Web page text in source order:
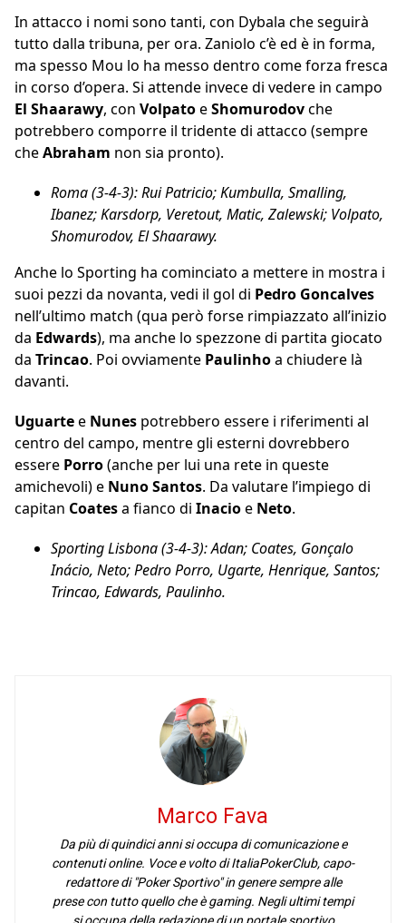
In attacco i nomi sono tanti, con Dybala che seguirà
tutto dalla tribuna, per ora. Zaniolo c’è ed è in forma,
ma spesso Mou lo ha messo dentro come forza fresca
in corso d’opera. Si attende invece di vedere in campo
El Shaarawy, con VolpatoeShomurodovche
potrebbero comporre il tridente di attacco (sempre
cheAbraham non sia pronto).
Roma (3-4-3): Rui Patricio; Kumbulla, Smalling,
Ibanez; Karsdorp, Veretout, Matic, Zalewski; Volpato,
Shomurodov, El Shaarawy.
Anche lo Sporting ha cominciato a mettere in mostra i
suoi pezzi da novanta, vedi il gol di Pedro Goncalves
nell’ultimo match (qua però forse rimpiazzato all’inizio
da Edwards), ma anche lo spezzone di partita giocato
da Trincao. Poi ovviamente Paulinhoa chiudere là
davanti.
Uguartee Nunes potrebbero essere i riferimenti al
centro del campo, mentre gli esterni dovrebbero
essere Porro(anche per lui una rete in queste
amichevoli) e Nuno Santos. Da valutare l’impiego di
capitan Coatesa fianco di Inacioe Neto.
Sporting Lisbona (3-4-3): Adan; Coates, Gonçalo
Inácio, Neto; Pedro Porro, Ugarte, Henrique, Santos;
Trincao, Edwards, Paulinho.
Marco Fava
Da più di quindici anni si occupa di comunicazione e
contenuti online. Voce e volto di ItaliaPokerClub, capo-
redattore di "Poker Sportivo" in genere sempre alle
prese con tutto quello che è gaming. Negli ultimi tempi